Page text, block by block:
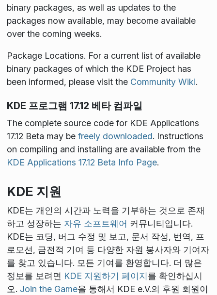
binary packages, as well as updates to the
packages now available, may become available
over the coming weeks.
Package Locations. For a current list of available
binary packages of which the KDE Project has
been informed, please visit the Community Wiki.
KDE 프로그램 17.12 베타 컴파일
The complete source code for KDE Applications
17.12 Beta may be freely downloaded. Instructions
on compiling and installing are available from the
KDE Applications 17.12 Beta Info Page.
KDE 지원
KDE는 개인의 시간과 노력을 기부하는 것으로 존재
하고 성장하는 자유 소프트웨어 커뮤니티입니다.
KDE는 코딩, 버그 수정 및 보고, 문서 작성, 번역, 프
로모션, 금전적 기여 등 다양한 자원 봉사자와 기여자
를 찾고 있습니다. 모든 기여를 환영합니다. 더 많은
정보를 보려면 KDE 지원하기 페이지를 확인하십시
오. Join the Game을 통해서 KDE e.V.의 후원 회원이